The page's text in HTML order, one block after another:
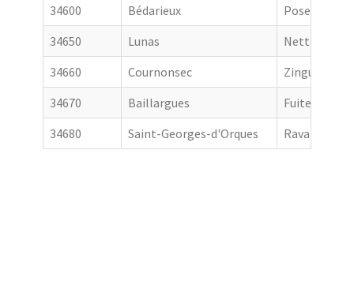
34600
Bédarieux
Pose de
34650
Lunas
Nettoyage
34660
Cournonsec
Zingueur
34670
Baillargues
Fuite toiture
34680
Saint-Georges-d'Orques Ravalement